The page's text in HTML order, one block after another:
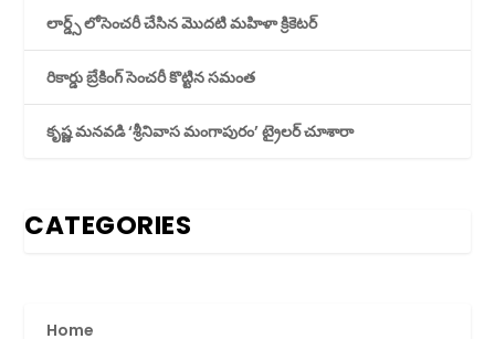
లార్డ్స్ లోసెంచరీ చేసిన మొదటి మహిళా క్రికెటర్
రికార్డు బ్రేకింగ్ సెంచరీ కొట్టిన సమంత
కృష్ణ మనవడి ‘శ్రీనివాస మంగాపురం’ ట్రైలర్ చూశారా
CATEGORIES
Home